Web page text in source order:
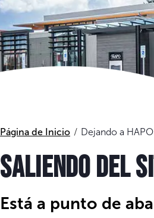
Página de Inicio Dejando a HAPO
SALIENDO DEL
Está a punto de